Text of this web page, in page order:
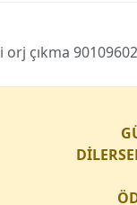
çıkma 90109602